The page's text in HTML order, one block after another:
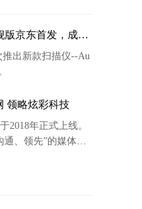
版京东首发，成者
出新款扫描仪--Au
领略炫彩科技
2018年正式上线。
通、领先”的媒体理